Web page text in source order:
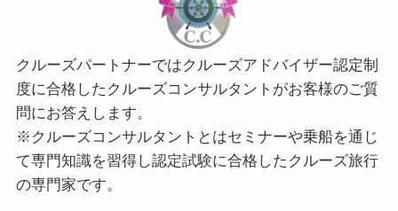
クルーズパートナーではクルーズアドバイザー認定制
度に合格したクルーズコンサルタントがお客様のご質
問にお答えします。
※クルーズコンサルタントとはセミナーや乗船を通じ
て専門知識を習得し認定試験に合格したクルーズ旅行
の専門家です。